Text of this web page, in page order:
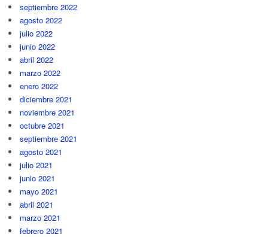
septiembre 2022
agosto 2022
julio 2022
junio 2022
abril 2022
marzo 2022
enero 2022
diciembre 2021
noviembre 2021
octubre 2021
septiembre 2021
agosto 2021
julio 2021
junio 2021
mayo 2021
abril 2021
marzo 2021
febrero 2021